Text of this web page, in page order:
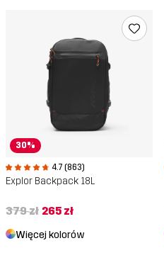
30%
4.7 (863)
Explor Backpack 18L
379 zł 265 zł
Więcej kolorów